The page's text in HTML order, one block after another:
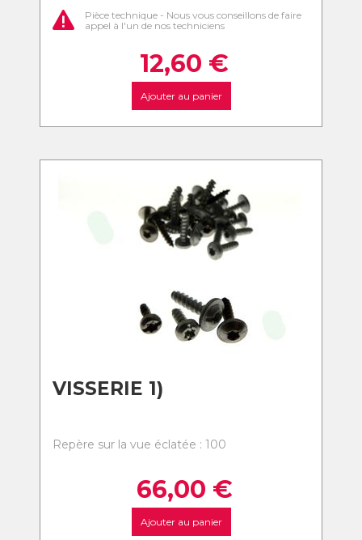
Pièce technique - Nous vous conseillons de faire
appel à l'un de nos techniciens
12,60 €
Ajouter au panier
VISSERIE 1)
Repère sur la vue éclatée : 100
66,00 €
Ajouter au panier